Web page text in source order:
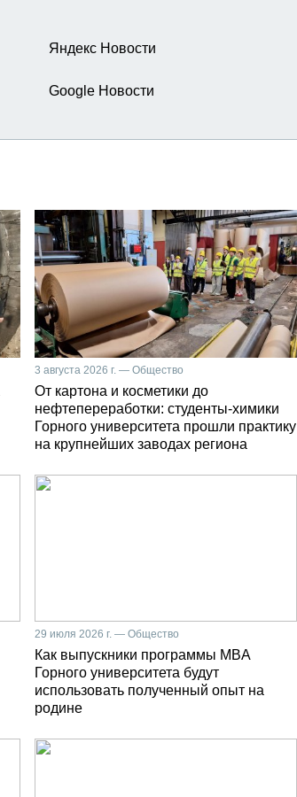
Яндекс Новости
Google Новости
3 августа 2026 г. — Общество
От картона и косметики до
нефтепереработки: студенты-химики
Горного университета прошли практику
на крупнейших заводах региона
29 июля 2026 г. — Общество
Как выпускники программы MBA
Горного университета будут
использовать полученный опыт на
родине